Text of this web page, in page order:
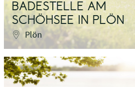
BADESTELLE AM
SCHÖHSEE IN PLÖN
Plön